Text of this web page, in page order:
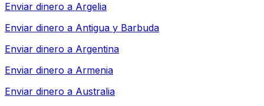
Enviar dinero a Argelia
Enviar dinero a Antigua y Barbuda
Enviar dinero a Argentina
Enviar dinero a Armenia
Enviar dinero a Australia